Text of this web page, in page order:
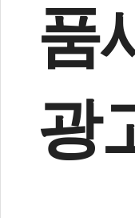
품
광